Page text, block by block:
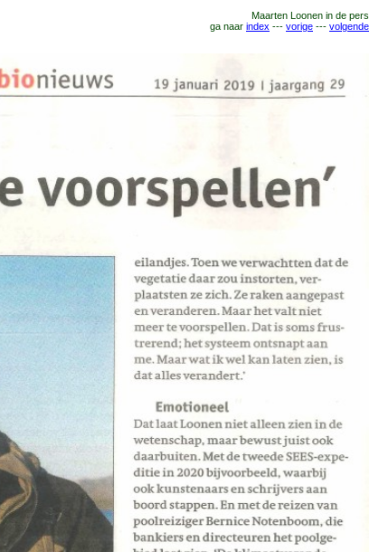
Maarten Loonen in de pers
ga naar index --- vorige --- volgende